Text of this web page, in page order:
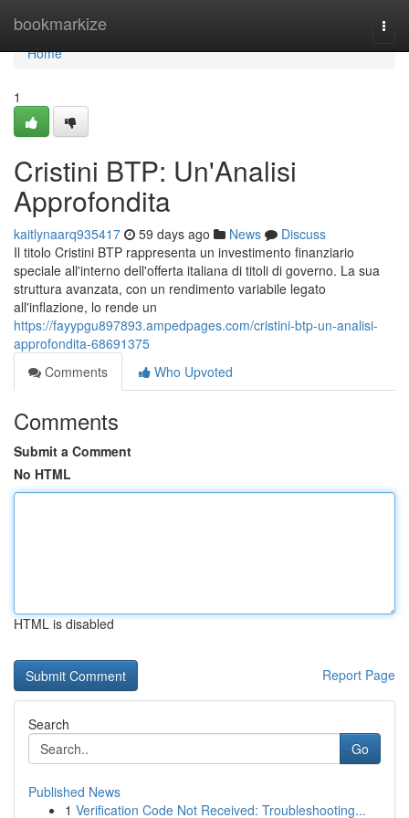
bookmarkize
Home
Home
1
Cristini BTP: Un'Analisi
Approfondita
kaitlynaarq935417 59 days ago News
Discuss
Il titolo Cristini BTP rappresenta un investimento finanziario
speciale all'interno dell'offerta italiana di titoli di governo. La sua
struttura avanzata, con un rendimento variabile legato
all'inflazione, lo rende un
https://fayypgu897893.ampedpages.com/cristini-btp-un-analisi-
approfondita-68691375
Comments
Who Upvoted
Comments
Submit a Comment
No HTML
HTML is disabled
Report Page
Search
Go
Published News
1 Verification Code Not Received: Troubleshooting...